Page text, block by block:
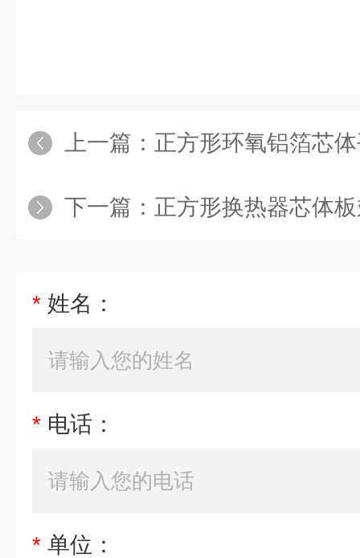
上一篇： 正方形环氧铝箔芯
下一篇： 正方形换热器芯体
* 姓名：
* 电话：
* 单位：